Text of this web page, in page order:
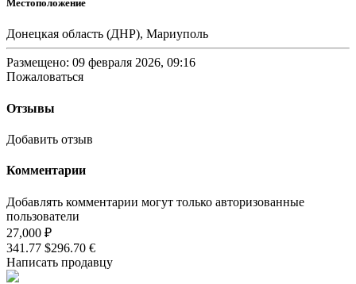
Местоположение
Донецкая область (ДНР), Мариуполь
Размещено: 09 февраля 2026, 09:16
Пожаловаться
Отзывы
Добавить отзыв
Комментарии
Добавлять комментарии могут только авторизованные
пользователи
27,000 ₽
341.77 $296.70 €
Написать продавцу